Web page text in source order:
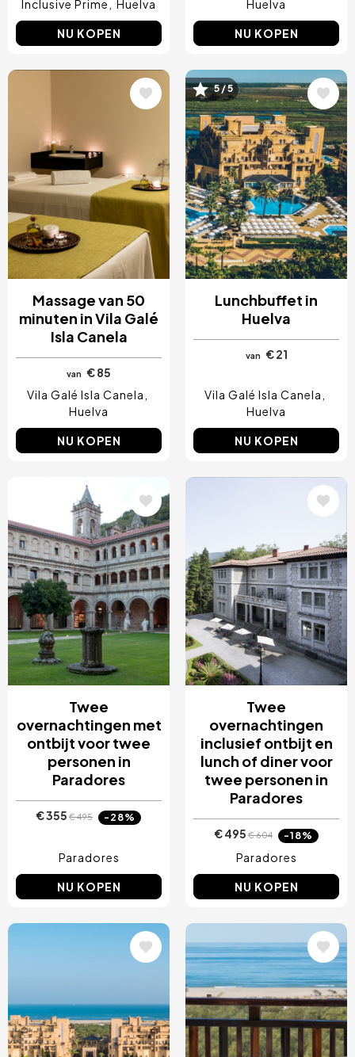
Inclusive Prime Huelva
NU KOPEN
Huelva
NU KOPEN
Massage van 50
minuten in Vila Galé
Isla Canela
van
€ 85
Vila Galé Isla Canela
Huelva
NU KOPEN
Afbeelding
5 / 5
Lunchbuffet in
Huelva
van € 21
Vila Galé Isla Canela
Huelva
NU KOPEN
Afbeelding
Twee
overnachtingen met
ontbijt voor twee
personen in
Paradores
€ 355 € 495 -28%
Paradores
NU KOPEN
Twee
overnachtingen
inclusief ontbijt en
lunch of diner voor
twee personen in
Paradores
€ 495€ 604 -18%
Paradores
NU KOPEN
Afbeelding